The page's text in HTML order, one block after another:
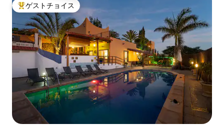
大好評のゲストチョイスです。
ゲストチョイス